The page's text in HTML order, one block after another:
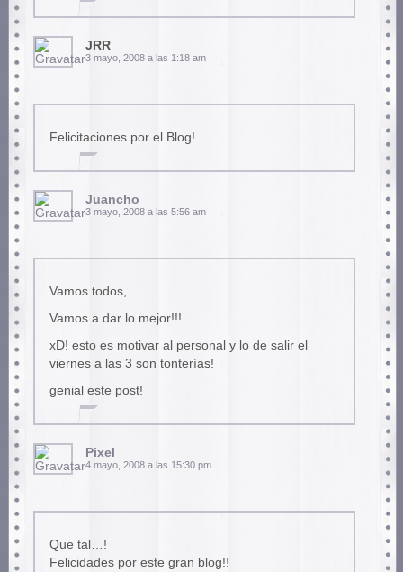
JRR
3 mayo, 2008 a las 1:18 am
Felicitaciones por el Blog!
Juancho
3 mayo, 2008 a las 5:56 am
Vamos todos,
Vamos a dar lo mejor!!!
xD! esto es motivar al personal y lo de salir el
viernes a las 3 son tonterías!
genial este post!
Pixel
4 mayo, 2008 a las 15:30 pm
Que tal…!
Felicidades por este gran blog!!